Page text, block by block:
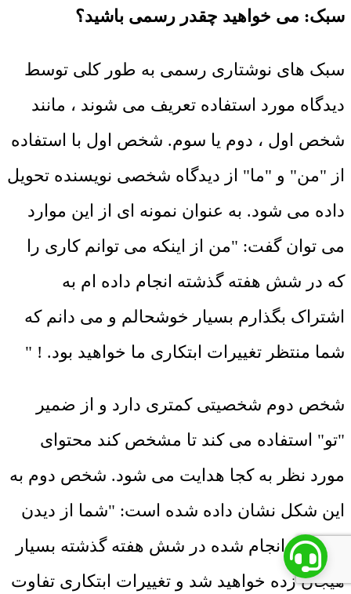
سبک: می خواهید چقدر رسمی باشید؟
سبک های نوشتاری رسمی به طور کلی توسط
دیدگاه مورد استفاده تعریف می شوند ، مانند
شخص اول ، دوم یا سوم. شخص اول با استفاده
از "من" و "ما" از دیدگاه شخصی نویسنده تحویل
داده می شود. به عنوان نمونه ای از این موارد
می توان گفت: "من از اینکه می توانم کاری را
که در شش هفته گذشته انجام داده ام به
اشتراک بگذارم بسیار خوشحالم و می دانم که
شما منتظر تغییرات ابتکاری ما خواهید بود. ! "
شخص دوم شخصیتی کمتری دارد و از ضمیر
"تو" استفاده می کند تا مشخص کند محتوای
مورد نظر به کجا هدایت می شود. شخص دوم به
این شکل نشان داده شده است: "شما از دیدن
تغییرات انجام شده در شش هفته گذشته بسیار
هیجان زده خواهید شد و تغییرات ابتکاری تفاوت